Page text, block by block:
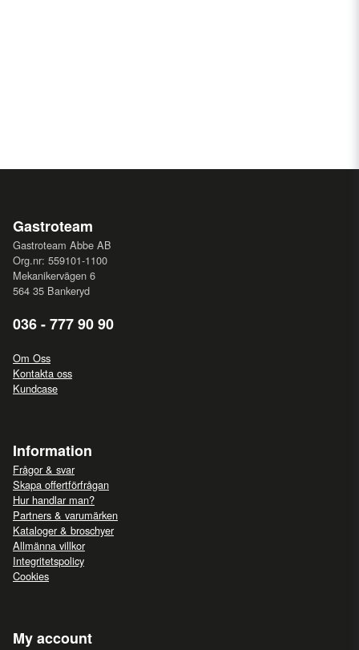
Gastroteam
Gastroteam Abbe AB
Org.nr: 559101-1100
Mekanikervägen 6
564 35 Bankeryd
036 - 777 90 90
Om Oss
Kontakta oss
Kundcase
Information
Frågor & svar
Skapa offertförfrågan
Hur handlar man?
Partners & varumärken
Kataloger & broschyer
Allmänna villkor
Integritetspolicy
Cookies
My account